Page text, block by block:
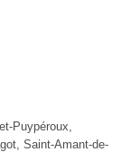
Puypéroux,
Saint-Amant-de-